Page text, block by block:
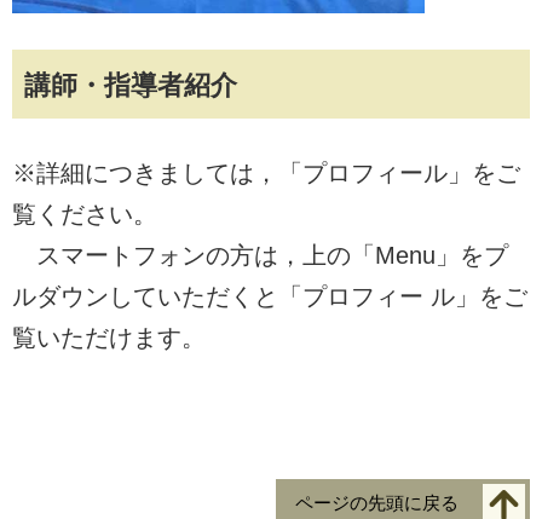
講師・指導者紹介
※詳細につきましては，「プロフィール」をご
覧ください。
スマートフォンの方は，上の「Menu」をプ
ルダウンしていただくと「プロフィー ル」をご
覧いただけます。
ページの先頭に戻る